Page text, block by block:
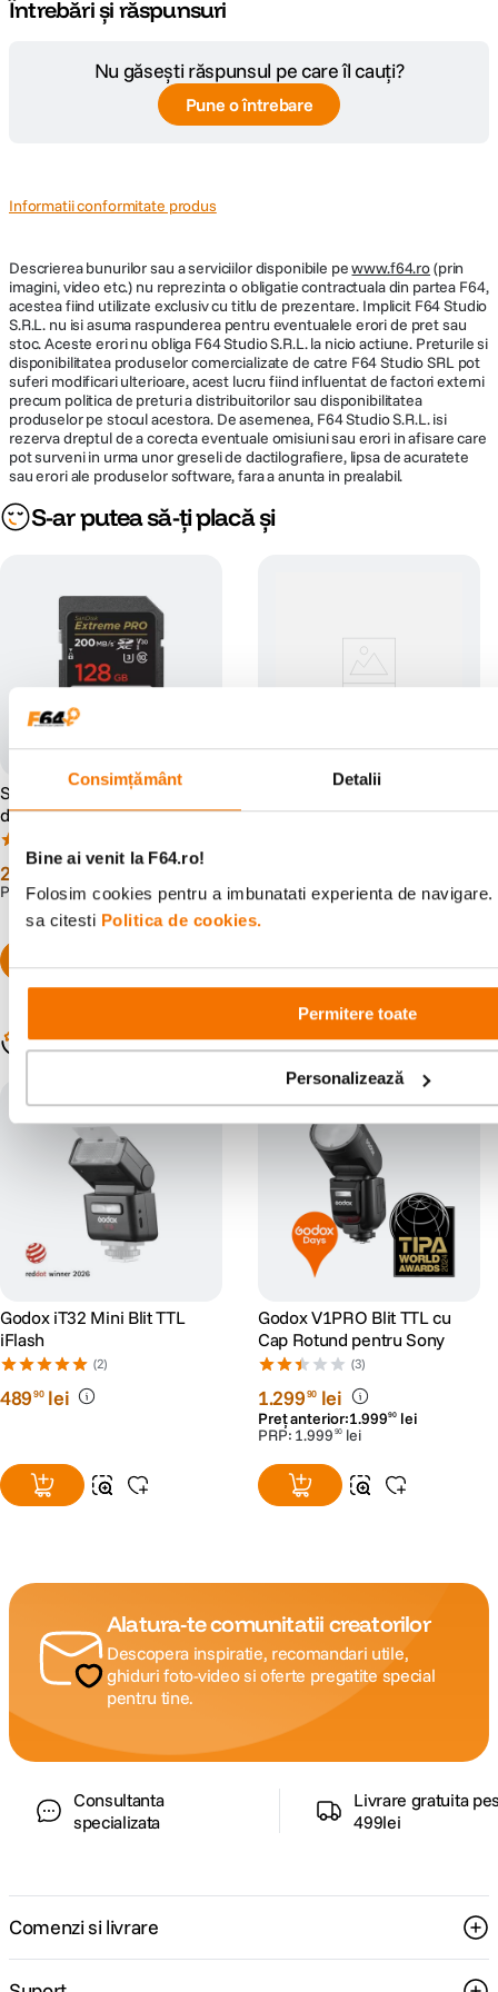
Consimțământ Detalii
Bine ai venit la F64.ro!
Folosim cookies pentru a imbunatati experienta de
sa citesti Politica de cookies.
Permitere toate
Personalizează
Întrebări și răspunsuri
Nu găsești răspunsul pe care îl cauți?
Pune o întrebare
Informatii conformitate produs
Descrierea bunurilor sau a serviciilor disponibile pewww.f64.ro(prin
imagini, video etc.) nu reprezinta o obligatie contractuala din partea F64,
acestea fiind utilizate exclusiv cu titlu de prezentare. Implicit F64 Studio
S.R.L. nu isi asuma raspunderea pentru eventualele erori de pret sau
stoc. Aceste erori nu obliga F64 Studio S.R.L. la nicio actiune. Preturile si
disponibilitatea produselor comercializate de catre F64 Studio SRL pot
suferi modificari ulterioare, acest lucru fiind influentat de factori externi
precum politica de preturi a distribuitorilor sau disponibilitatea
produselor pe stocul acestora. De asemenea, F64 Studio S.R.L. isi
rezerva dreptul de a corecta eventuale omisiuni sau erori in afisare care
pot surveni in urma unor greseli de dactilografiere, lipsa de acuratete
sau erori ale produselor software, fara a anunta in prealabil.
S-ar putea să-ți placă și
SanDisk Extreme PRO Card
de Memorie SD 128GB
SDXC UHS-I Class 10 U3 V30
+ 2 Ani RescuePRO Deluxe
27900 lei
PRP:339 90 lei
Reincarcabila pentru Ricoh
Populare în aceeași categorie
Godox iT32 Mini Blit TTL
iFlash
(2)
48990 lei
Godox Days
Godox V1PRO Blit TTL cu
Cap Rotund pentru Sony
(3)
1.29990 lei
Preț anterior:1.99990 lei
PRP: 1.999 90 lei
Alatura-te comunitatii creatorilor
Descopera inspiratie, recomandari utile,
ghiduri foto-video si oferte pregatite special
pentru tine.
Consultanta
specializata
Livrare gratuita
499lei
Comenzi si livrare